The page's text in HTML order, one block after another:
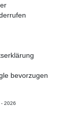
bevorzugen
- 2026